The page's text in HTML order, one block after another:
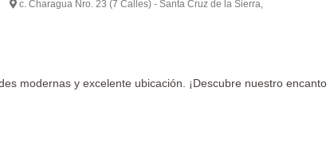
c. Charagua Nro. 23 (7 Calles) - Santa Cruz de la Sierra,
modernas y excelente ubicación. ¡Descubre nuestro encanto